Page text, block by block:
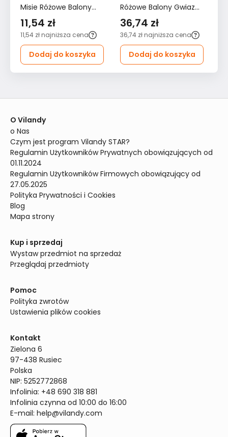
Misie Różowe Balony
Chmurki 20x20
Gwiazdki Boho Dla
Dzieci
11,54 zł
11,54 zł najniższa cena
Dodaj do koszyka
Różowe Balony Gwiazdy
60x30 Serduszka Styl
ZESTAW
36,74 zł
36,74 zł najniższa cena
Dodaj do koszyka
O Vilandy
o Nas
Czym jest program Vilandy STAR?
Regulamin Użytkowników Prywatnych obowiązujących od
01.11.2024
Regulamin Użytkowników Firmowych obowiązujący od
27.05.2025
Polityka Prywatności i Cookies
Blog
Mapa strony
Kup i sprzedaj
Wystaw przedmiot na sprzedaż
Przeglądaj przedmioty
Pomoc
Polityka zwrotów
Ustawienia plików cookies
Kontakt
Zielona 6
97-438 Rusiec
Polska
NIP: 5252772868
Infolinia: +48 690 318 881
Infolinia czynna od 10:00 do 16:00
E-mail: help@vilandy.com